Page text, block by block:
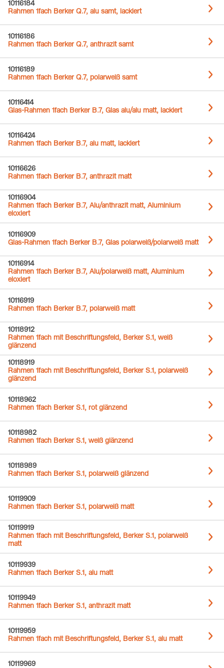
10116184
Rahmen 1fach Berker Q.7, alu samt, lackiert
10116186
Rahmen 1fach Berker Q.7, anthrazit samt
10116189
Rahmen 1fach Berker Q.7, polarweiß samt
10116414
Glas-Rahmen 1fach Berker B.7, Glas alu/alu matt, lackiert
10116424
Rahmen 1fach Berker B.7, alu matt, lackiert
10116626
Rahmen 1fach Berker B.7, anthrazit matt
10116904
Rahmen 1fach Berker B.7, Alu/anthrazit matt, Aluminium
eloxiert
10116909
Glas-Rahmen 1fach Berker B.7, Glas polarweiß/polarweiß matt
10116914
Rahmen 1fach Berker B.7, Alu/polarweiß matt, Aluminium
eloxiert
10116919
Rahmen 1fach Berker B.7, polarweiß matt
10118912
Rahmen 1fach mit Beschriftungsfeld, Berker S.1, weiß
glänzend
10118919
Rahmen 1fach mit Beschriftungsfeld, Berker S.1, polarweiß
glänzend
10118962
Rahmen 1fach Berker S.1, rot glänzend
10118982
Rahmen 1fach Berker S.1, weiß glänzend
10118989
Rahmen 1fach Berker S.1, polarweiß glänzend
10119909
Rahmen 1fach Berker S.1, polarweiß matt
10119919
Rahmen 1fach mit Beschriftungsfeld, Berker S.1, polarweiß
matt
10119939
Rahmen 1fach Berker S.1, alu matt
10119949
Rahmen 1fach Berker S.1, anthrazit matt
10119959
Rahmen 1fach mit Beschriftungsfeld, Berker S.1, alu matt
10119969